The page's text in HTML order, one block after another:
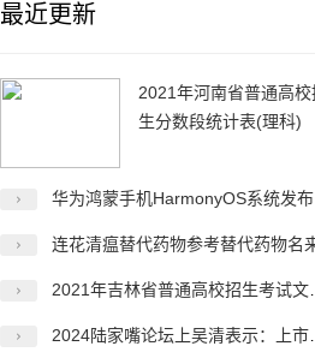
最近更新
2021年河南省普通高校
生分数段统计表(理科)
华为鸿蒙手机HarmonyOS系统发布时间?
连花清瘟替代药物参考替代药物名来了
2021年吉林省普通高校招生考试文史1分段表(含照顾分)
2024陆家嘴论坛上吴清表示：上市公司财务造假是监管执法一以贯之的重点！